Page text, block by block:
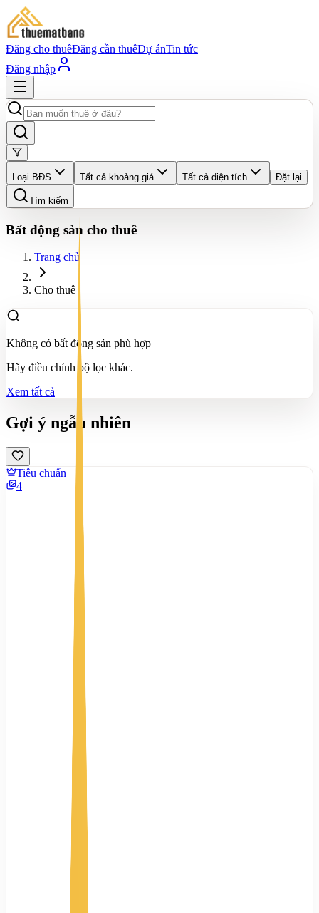
Đăng cho thuêĐăng cần thuêDự ánTin tức
Đăng nhập
Loại BĐS Tất cả khoảng giá Tất cả diện tích Đặt lại
Tìm kiếm
Bất động sản cho thuê
Trang chủ
Cho thuê
Không có bất động sản phù hợp
Hãy điều chỉnh bộ lọc khác.
Xem tất cả
Gợi ý ngẫu nhiên
Tiêu chuẩn
4